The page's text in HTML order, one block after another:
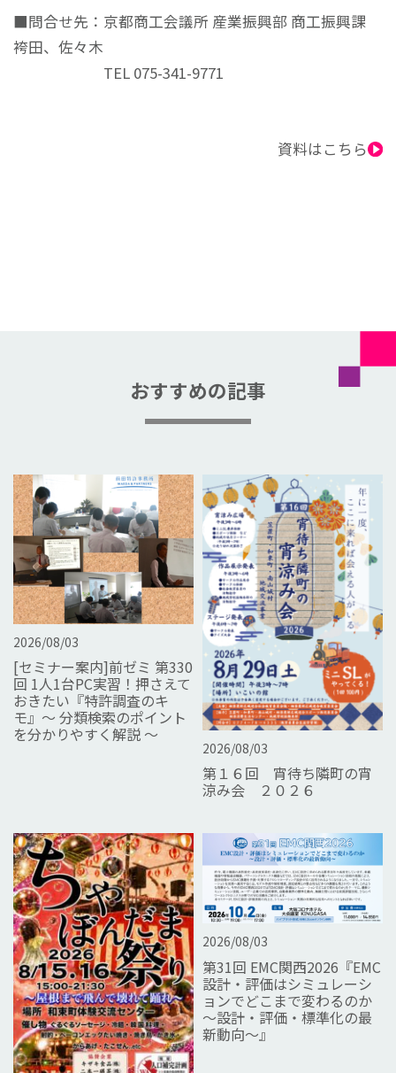
■問合せ先：京都商工会議所 産業振興部 商工振興課
袴田、佐々木
TEL 075-341-9771
資料はこちら
おすすめの記事
2026/08/03
[セミナー案内]前ゼミ 第330
回 1人1台PC実習！押さえて
おきたい『特許調査のキ
モ』～ 分類検索のポイント
を分かりやすく解説 ～
2026/08/03
第１６回 宵待ち隣町の宵
涼み会 ２０２６
2026/08/03
第31回 EMC関西2026『EMC
設計・評価はシミュレーシ
ョンでどこまで変わるのか
～設計・評価・標準化の最
新動向～』